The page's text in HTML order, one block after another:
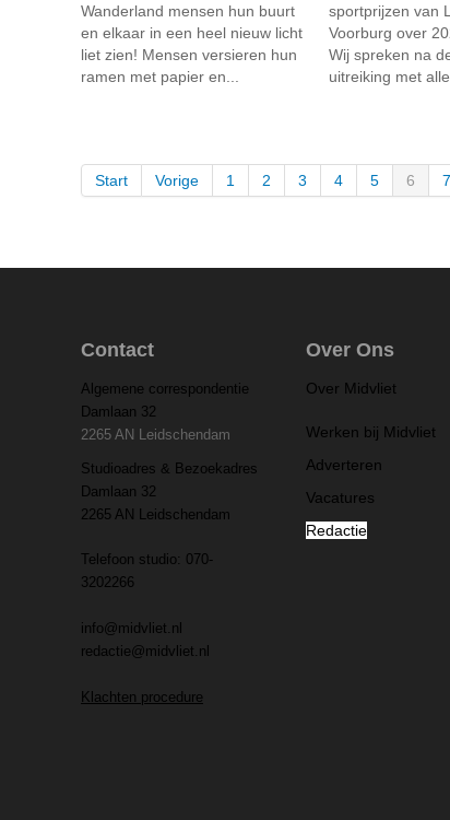
Wanderland mensen hun buurt
en elkaar in een heel nieuw licht
liet zien! Mensen versieren hun
ramen met papier en...
sportprijzen van
Voorburg over
Wij spreken na
uitreiking met
Start Vorige 1 2 3 4 5 6 7
Contact
Algemene correspondentie
Damlaan 32
2265 AN Leidschendam
Studioadres & Bezoekadres
Damlaan 32
2265 AN Leidschendam
Telefoon studio: 070-
3202266
info@midvliet.nl
redactie@midvliet.nl
Klachten procedure
Over Ons
Over Midvliet
Werken bij Midvliet
Adverteren
Vacatures
Redactie